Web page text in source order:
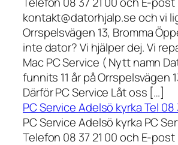
kontakt@datorhjalp.se och vi
Orrspelsvägen 13, Bromma
inte dator? Vi hjälper dej. Vi
Mac PC Service ( Nytt namn
funnits 11 år på Orrspelsvägen
Därför PC Service Låt oss […]
PC Service Adelsö kyrka Tel 08
PC Service Adelsö kyrka PC
Telefon 08 37 21 00 och E-post